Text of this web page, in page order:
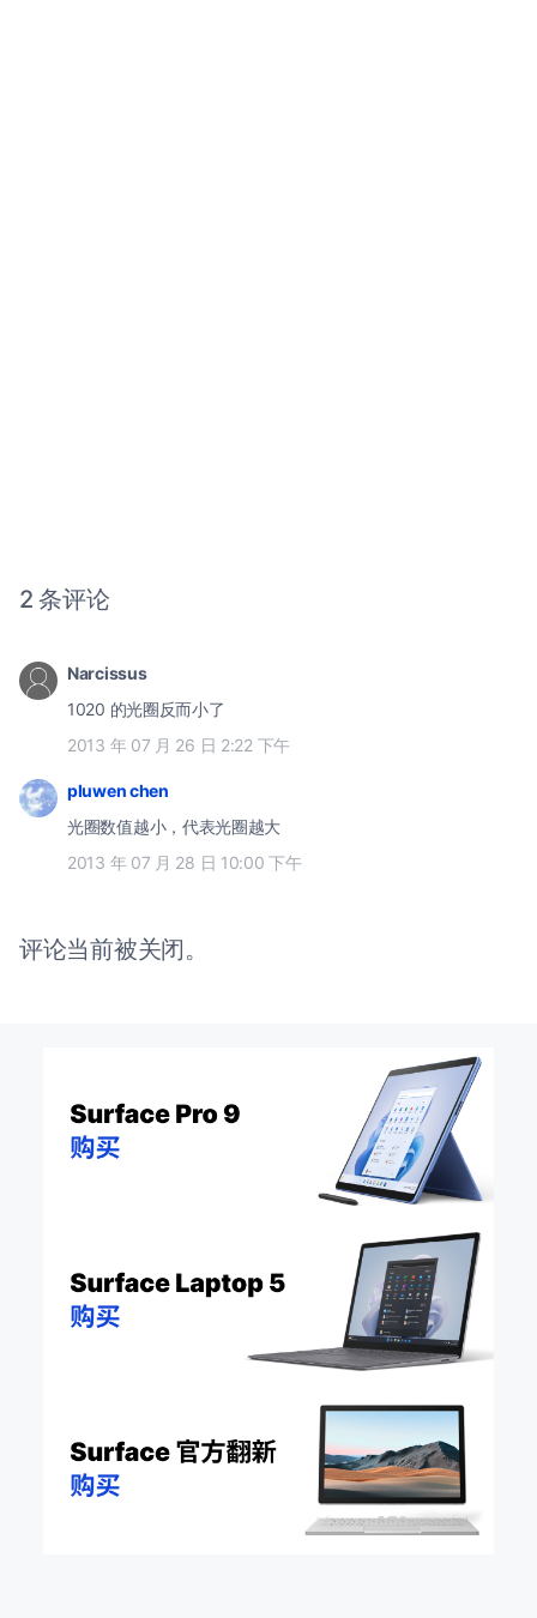
2 条评论
Narcissus
1020 的光圈反而小了
2013 年 07 月 26 日 2:22 下午
pluwen chen
光圈数值越小，代表光圈越大
2013 年 07 月 28 日 10:00 下午
评论当前被关闭。